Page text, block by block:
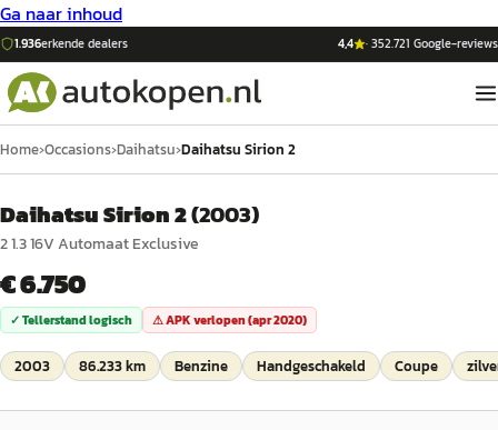
Ga naar inhoud
1.936erkende dealers 4,4 ·352.721 Google-reviews
Home›Occasions›Daihatsu›Daihatsu Sirion 2
Daihatsu Sirion 2(2003)
2 1.3 16V Automaat Exclusive
€ 6.750
✓ Tellerstand logisch ⚠ APK verlopen (apr 2020)
2003 86.233 km Benzine Handgeschakeld Coupe
1/43